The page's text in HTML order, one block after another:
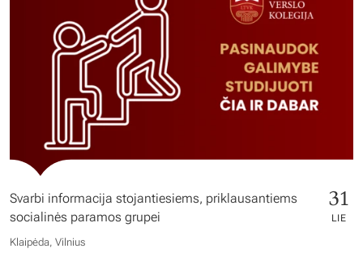
Svarbi informacija stojantiesiems, priklausantiems
socialinės paramos grupei
31
LIE
Klaipėda, Vilnius